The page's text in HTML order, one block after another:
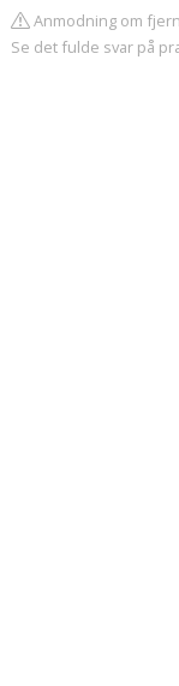
Anmodning om
Se det fulde svar på